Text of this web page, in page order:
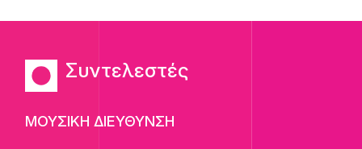
Συντελεστές
ΜΟΥΣΙΚΗ ΔΙΕΥΘΥΝΣΗ